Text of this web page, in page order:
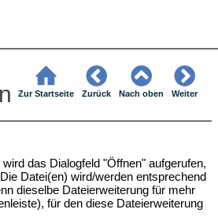
Zur Startseite Zurück Nach oben Weiter
das Dialogfeld "Öffnen" aufgerufen,
Datei(en) wird/werden entsprechend
dieselbe Dateierweiterung für mehr
für den diese Dateierweiterung